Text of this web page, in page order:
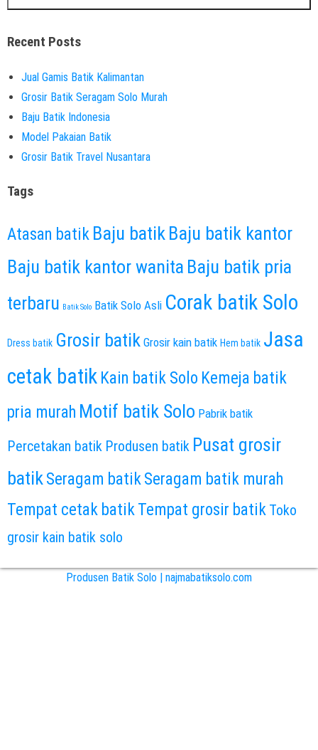
Recent Posts
Jual Gamis Batik Kalimantan
Grosir Batik Seragam Solo Murah
Baju Batik Indonesia
Model Pakaian Batik
Grosir Batik Travel Nusantara
Tags
Atasan batik Baju batik Baju batik kantor
Baju batik kantor wanita Baju batik pria
terbaru Batik Solo Batik Solo Asli Corak batik Solo
Dress batik Grosir batik Grosir kain batik Hem batik Jasa
cetak batik Kain batik Solo Kemeja batik
pria murah Motif batik Solo Pabrik batik
Percetakan batik Produsen batik Pusat grosir
batik Seragam batikSeragam batik murah
Tempat cetak batikTempat grosir batik Toko
grosir kain batik solo
Produsen Batik Solo | najmabatiksolo.com